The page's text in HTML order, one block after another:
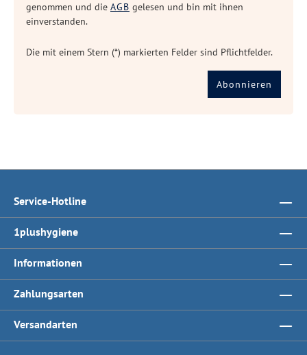
genommen und die AGB gelesen und bin mit ihnen
einverstanden.
Die mit einem Stern (*) markierten Felder sind Pflichtfelder.
Abonnieren
Service-Hotline
1plushygiene
Informationen
Zahlungsarten
Versandarten